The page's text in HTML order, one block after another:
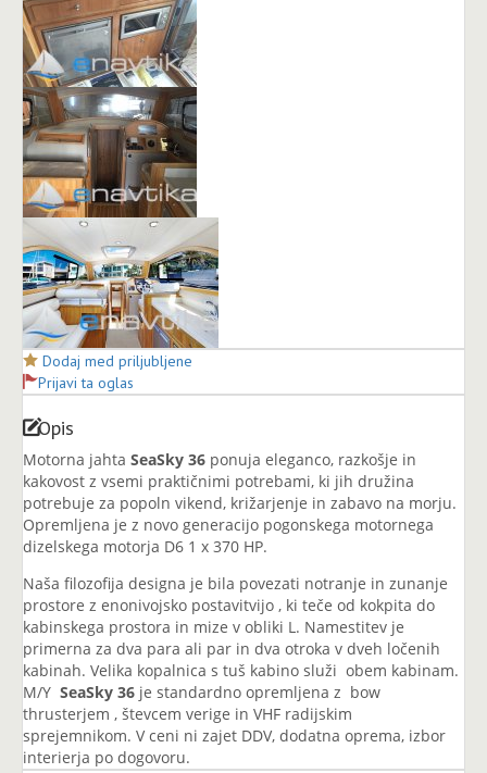
Dodaj med priljubljene
Prijavi ta oglas
Opis
Motorna jahta SeaSky 36 ponuja eleganco, razkošje in
kakovost z vsemi praktičnimi potrebami, ki jih družina
potrebuje za popoln vikend, križarjenje in zabavo na morju.
Opremljena je z novo generacijo pogonskega motornega
dizelskega motorja D6 1 x 370 HP.
Naša filozofija designa je bila povezati notranje in zunanje
prostore z enonivojsko postavitvijo , ki teče od kokpita do
kabinskega prostora in mize v obliki L. Namestitev je
primerna za dva para ali par in dva otroka v dveh ločenih
kabinah. Velika kopalnica s tuš kabino služi obem kabinam.
M/Y SeaSky 36 je standardno opremljena z bow
thrusterjem , števcem verige in VHF radijskim
sprejemnikom. V ceni ni zajet DDV, dodatna oprema, izbor
interierja po dogovoru.